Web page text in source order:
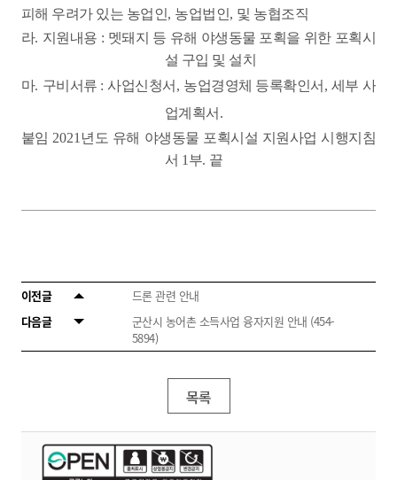
피해 우려가 있는 농업인 , 농업법인 , 및 농협조직
라. 지원내용 : 멧돼지 등 유해 야생동물 포획을 위한 포획시
설 구입 및 설치
마. 구비서류 :사업신청서 , 농업경영체 등록확인서 , 세부 사
업계획서 .
붙임 2021 년도 유해 야생동물 포획시설 지원사업 시행지침
서 1 부. 끝
이전글
드론 관련 안내
다음글
군산시 농어촌 소득사업 융자지원 안내 (454-
5894)
목록